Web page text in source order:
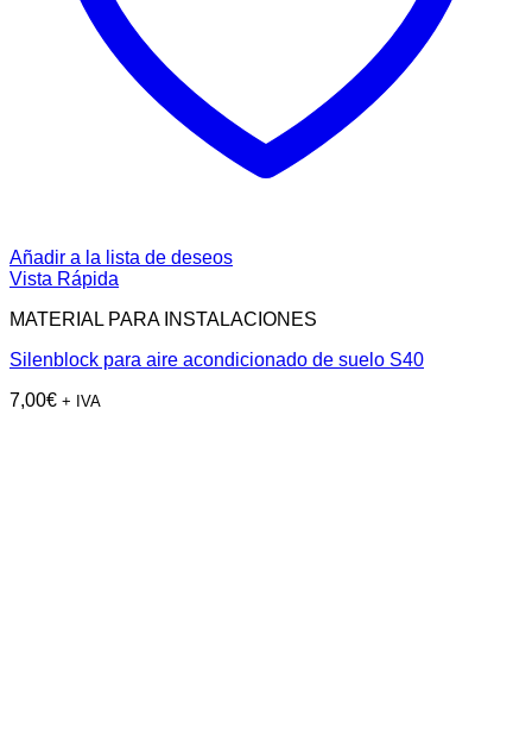
Añadir a la lista de deseos
Vista Rápida
MATERIAL PARA INSTALACIONES
Silenblock para aire acondicionado de suelo S40
7,00€ + IVA